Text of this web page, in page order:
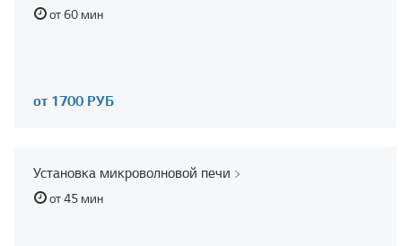
от 60 мин
от 1700 РУБ
Установка микроволновой печи
от 45 мин